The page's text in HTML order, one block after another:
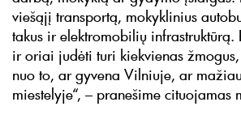
viešąjį transportą, mokyklinius
takus ir elektromobilių infrastruktūrą.
ir oriai judėti turi kiekvienas
nuo to, ar gyvena Vilniuje, ar
miestelyje“, – pranešime cituojamas